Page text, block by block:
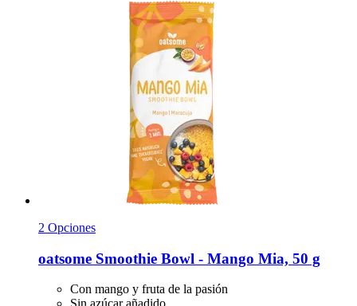
2 Opciones
oatsome Smoothie Bowl -​ Mango Mia, 50 g
Con mango y fruta de la pasión